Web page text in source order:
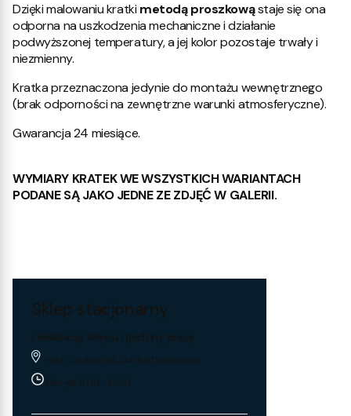
Dzięki malowaniu kratki metodą proszkowąstaje się ona
odporna na uszkodzenia mechaniczne i działanie
podwyższonej temperatury, a jej kolor pozostaje trwały i
niezmienny.
Kratka przeznaczona jedynie do montażu wewnętrznego
(brak odporności na zewnętrzne warunki atmosferyczne).
Gwarancja 24 miesiące.
WYMIARY KRATEK WE WSZYSTKICH WARIANTACH
PODANE SĄ JAKO JEDNE ZE ZDJĘĆ W GALERII.
Sklep stacjonarny
Lokalizacja sklepu i godziny pracy
Trakt Lubelski 195, 04-667 Warszawa
Pon-pt: 8:00 - 17:00